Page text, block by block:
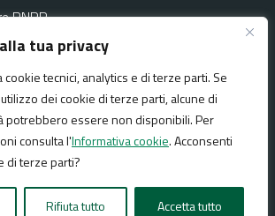
tua privacy
tecnici, analytics e di terze parti. Se
dei cookie di terze parti, alcune di
potrebbero essere non disponibili. Per
consulta l'Informativa cookie. Acconsenti
di terze parti?
Rifiuta tutto Accetta tutto
PNRR
Mappa del sito
Sistemi Srl